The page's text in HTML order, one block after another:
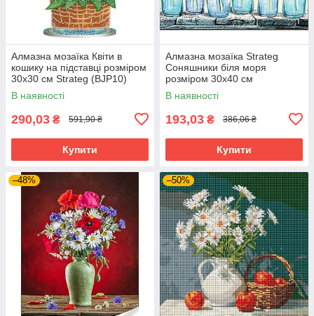
Алмазна мозаїка Квіти в
кошику на підставці розміром
30х30 см Strateg (BJP10)
В наявності
290,03 ₴ 591,90 ₴
Купити
Алмазна мозаїка Strateg
Соняшники біля моря
розміром 30х40 см
(HEG86086)
В наявності
193,03 ₴ 386,06 ₴
Купити
–48% –50%